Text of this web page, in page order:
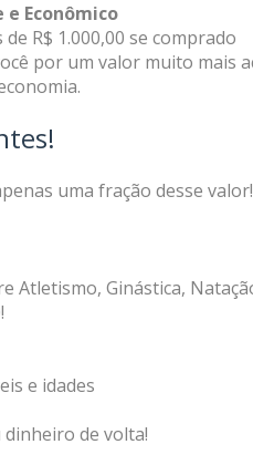
Econômico
R$ 1.000,00 se comprado
por um valor muito mais
uma fração desse valor!
Atletismo, Ginástica,
e idades
dinheiro de volta!